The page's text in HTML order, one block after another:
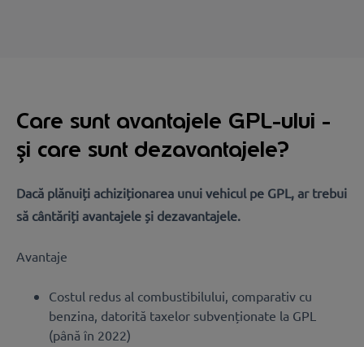
Care sunt avantajele GPL-ului -
și care sunt dezavantajele?
Dacă plănuiți achiziționarea unui vehicul pe GPL, ar trebui
să cântăriți avantajele și dezavantajele.
Avantaje
Costul redus al combustibilului, comparativ cu
benzina, datorită taxelor subvenționate la GPL
(până în 2022)